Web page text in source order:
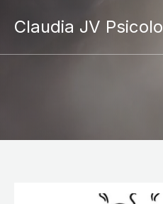
Claudia JV